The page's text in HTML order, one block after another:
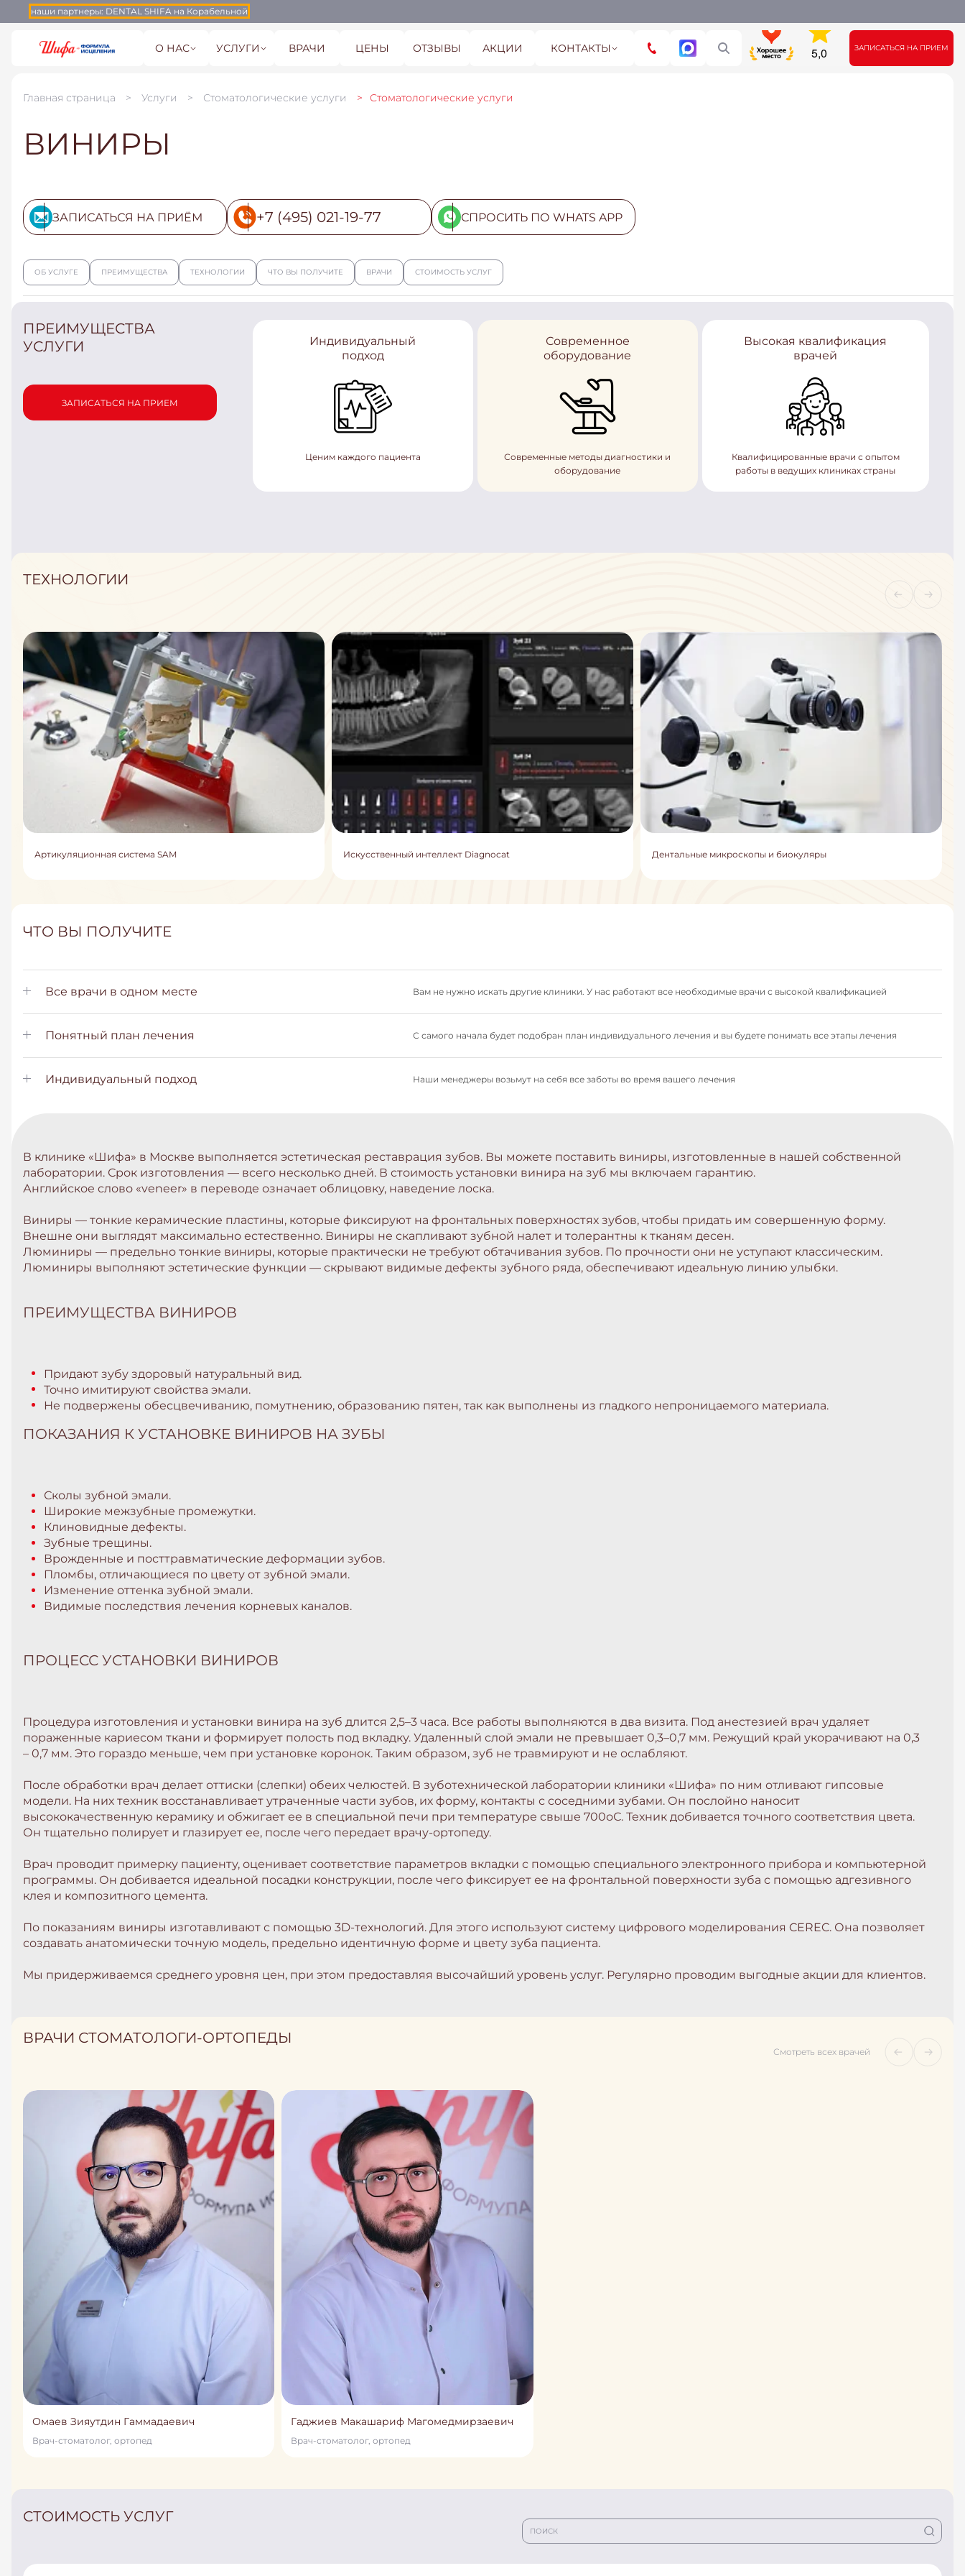
наши партнеры: DENTAL SHIFA на Корабельной
О НАС УСЛУГИ ВРАЧИ ЦЕНЫ ОТЗЫВЫ АКЦИИ КОНТАКТЫ ЗАПИСАТЬСЯ НА ПРИЕМ
Главная страница Услуги Стоматологические услуги Стоматологические услуги
ВИНИРЫ
ЗАПИСАТЬСЯ НА ПРИЁМ +7 (495) 021-19-77 СПРОСИТЬ ПО WHATS APP
ОБ УСЛУГЕ ПРЕИМУЩЕСТВА ТЕХНОЛОГИИ ЧТО ВЫ ПОЛУЧИТЕ ВРАЧИ СТОИМОСТЬ УСЛУГ
ПРЕИМУЩЕСТВА
УСЛУГИ
Индивидуальный
подход
Ценим каждого пациента
Современное
оборудование
Современные методы диагностики и
оборудование
Высокая квалификация
врачей
Квалифицированные врачи с опытом
работы в ведущих клиниках страны
ЗАПИСАТЬСЯ НА ПРИЕМ
ТЕХНОЛОГИИ
Артикуляционная система SAM Искусственный интеллект Diagnocat Дентальные микроскопы и биокуляры
ЧТО ВЫ ПОЛУЧИТЕ
Все врачи в одном месте Вам не нужно искать другие клиники. У нас работают все необходимые врачи с высокой квалификацией
Понятный план лечения С самого начала будет подобран план индивидуального лечения и вы будете понимать все этапы лечения
Индивидуальный подход Наши менеджеры возьмут на себя все заботы во время вашего лечения
В клинике «Шифа» в Москве выполняется эстетическая реставрация зубов. Вы можете поставить виниры, изготовленные в нашей собственной
лаборатории. Срок изготовления — всего несколько дней. В стоимость установки винира на зуб мы включаем гарантию.
Английское слово «veneer» в переводе означает облицовку, наведение лоска.
Виниры — тонкие керамические пластины, которые фиксируют на фронтальных поверхностях зубов, чтобы придать им совершенную форму.
Внешне они выглядят максимально естественно. Виниры не скапливают зубной налет и толерантны к тканям десен.
Люминиры — предельно тонкие виниры, которые практически не требуют обтачивания зубов. По прочности они не уступают классическим.
Люминиры выполняют эстетические функции — скрывают видимые дефекты зубного ряда, обеспечивают идеальную линию улыбки.
ПРЕИМУЩЕСТВА ВИНИРОВ
Придают зубу здоровый натуральный вид.
Точно имитируют свойства эмали.
Не подвержены обесцвечиванию, помутнению, образованию пятен, так как выполнены из гладкого непроницаемого материала.
ПОКАЗАНИЯ К УСТАНОВКЕ ВИНИРОВ НА ЗУБЫ
Сколы зубной эмали.
Широкие межзубные промежутки.
Клиновидные дефекты.
Зубные трещины.
Врожденные и посттравматические деформации зубов.
Пломбы, отличающиеся по цвету от зубной эмали.
Изменение оттенка зубной эмали.
Видимые последствия лечения корневых каналов.
ПРОЦЕСС УСТАНОВКИ ВИНИРОВ
Процедура изготовления и установки винира на зуб длится 2,5–3 часа. Все работы выполняются в два визита. Под анестезией врач удаляет
пораженные кариесом ткани и формирует полость под вкладку. Удаленный слой эмали не превышает 0,3–0,7 мм. Режущий край укорачивают на 0,3
– 0,7 мм. Это гораздо меньше, чем при установке коронок. Таким образом, зуб не травмируют и не ослабляют.
После обработки врач делает оттиски (слепки) обеих челюстей. В зуботехнической лаборатории клиники «Шифа» по ним отливают гипсовые
модели. На них техник восстанавливает утраченные части зубов, их форму, контакты с соседними зубами. Он послойно наносит
высококачественную керамику и обжигает ее в специальной печи при температуре свыше 700оС. Техник добивается точного соответствия цвета.
Он тщательно полирует и глазирует ее, после чего передает врачу-ортопеду.
Врач проводит примерку пациенту, оценивает соответствие параметров вкладки с помощью специального электронного прибора и компьютерной
программы. Он добивается идеальной посадки конструкции, после чего фиксирует ее на фронтальной поверхности зуба с помощью адгезивного
клея и композитного цемента.
По показаниям виниры изготавливают с помощью 3D-технологий. Для этого используют систему цифрового моделирования CEREC. Она позволяет
создавать анатомически точную модель, предельно идентичную форме и цвету зуба пациента.
Мы придерживаемся среднего уровня цен, при этом предоставляя высочайший уровень услуг. Регулярно проводим выгодные акции для клиентов.
ВРАЧИ СТОМАТОЛОГИ-ОРТОПЕДЫ
Смотреть всех врачей
Омаев Зияутдин Гаммадаевич
Врач-стоматолог, ортопед
Гаджиев Макашариф Магомедмирзаевич
Врач-стоматолог, ортопед
СТОИМОСТЬ УСЛУГ